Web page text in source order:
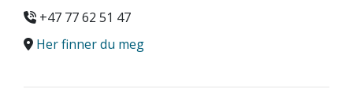
+47 77 62 51 47
Her finner du meg